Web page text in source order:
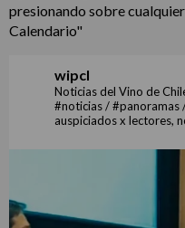
presionando sobre
Calendario"
wipcl
Noticias del Vino de
#noticias / #panoramas
auspiciados x lectores,